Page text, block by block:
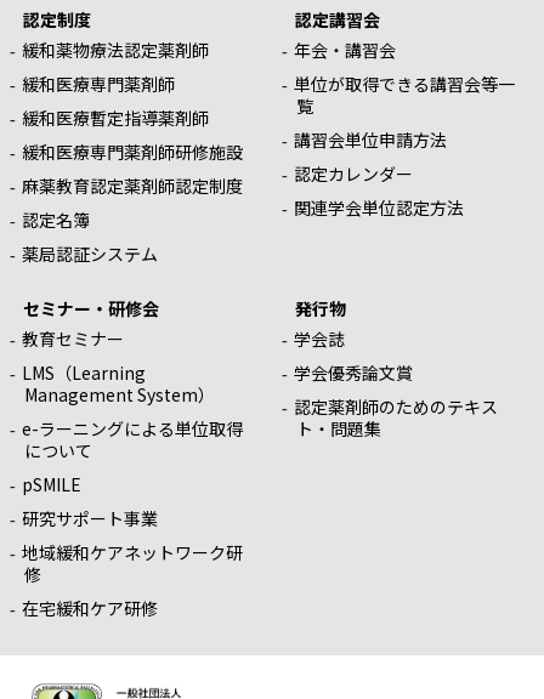
認定制度
緩和薬物療法認定薬剤師
緩和医療専門薬剤師
緩和医療暫定指導薬剤師
緩和医療専門薬剤師研修施設
麻薬教育認定薬剤師認定制度
認定名簿
薬局認証システム
認定講習会
年会・講習会
単位が取得できる講習会等一
覧
講習会単位申請方法
認定カレンダー
関連学会単位認定方法
セミナー・研修会
教育セミナー
LMS（Learning
Management System）
e-ラーニングによる単位取得
について
pSMILE
研究サポート事業
地域緩和ケアネットワーク研
修
在宅緩和ケア研修
発行物
学会誌
学会優秀論文賞
認定薬剤師のためのテキス
ト・問題集